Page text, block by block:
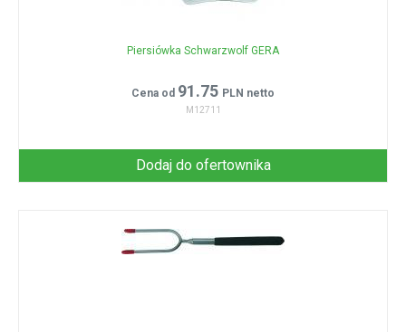
Piersiówka Schwarzwolf GERA
Cena od 91.75 PLN netto
M12711
Dodaj do ofertownika